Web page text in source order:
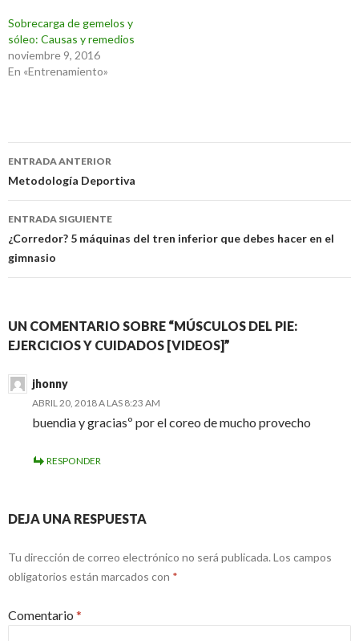
Sobrecarga de gemelos y
sóleo: Causas y remedios
noviembre 9, 2016
En «Entrenamiento»
Navegación
de
entradas
ENTRADA ANTERIOR
Metodología Deportiva
ENTRADA SIGUIENTE
¿Corredor? 5 máquinas del tren inferior que debes hacer en el
gimnasio
UN COMENTARIO SOBRE “MÚSCULOS DEL PIE:
EJERCICIOS Y CUIDADOS [VIDEOS]”
jhonny
ABRIL 20, 2018 A LAS 8:23 AM
buendia y graciasº por el coreo de mucho provecho
RESPONDER
DEJA UNA RESPUESTA
Tu dirección de correo electrónico no será publicada. Los campos
obligatorios están marcados con *
Comentario *